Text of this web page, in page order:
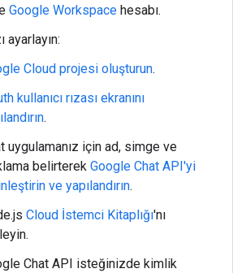
Google Workspace hesabı.
ayarlayın:
Cloud projesi oluşturun.
kullanıcı rızası ekranını
.
uygulamanız için ad, simge ve
belirterek Google Chat API'yi
ve yapılandırın.
Cloud İstemci Kitaplığı'nı
Chat API isteğinizde kimlik